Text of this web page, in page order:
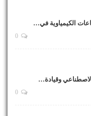
الكيمياوية في…
وقيادة…